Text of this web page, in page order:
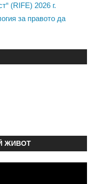
(RIFE) 2026 г.
за правото да
ЖИВОТ